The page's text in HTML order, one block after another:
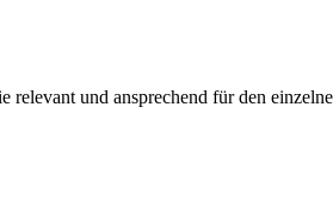
und ansprechend für den